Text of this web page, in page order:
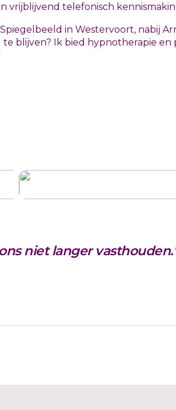
vrijblijvend telefonisch
in Westervoort, nabij
blijven? Ik bied hypnotherapie en
niet langer